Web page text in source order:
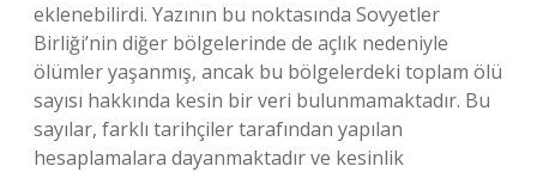
eklenebilirdi. Yazının bu noktasında Sovyetler
Birliği’nin diğer bölgelerinde de açlık nedeniyle
ölümler yaşanmış, ancak bu bölgelerdeki toplam ölü
sayısı hakkında kesin bir veri bulunmamaktadır. Bu
sayılar, farklı tarihçiler tarafından yapılan
hesaplamalara dayanmaktadır ve kesinlik